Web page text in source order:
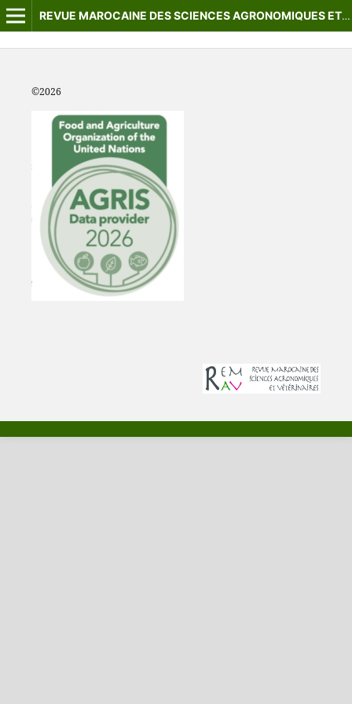
REVUE MAROCAINE DES SCIENCES AGRONOMIQUES ET VÉTÉRINAIRES
©2026